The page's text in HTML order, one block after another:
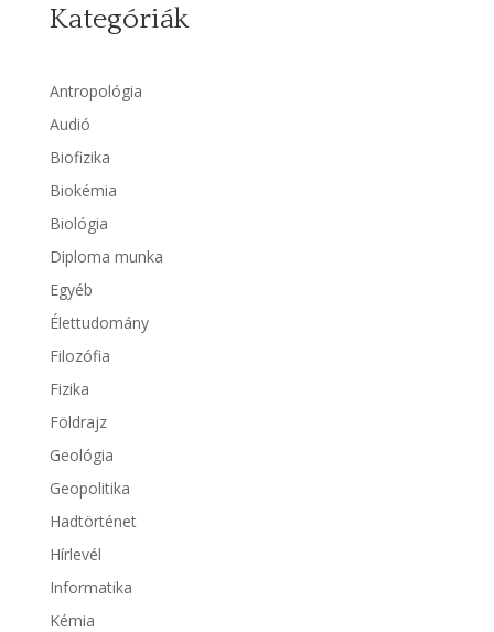
Kategóriák
Antropológia
Audió
Biofizika
Biokémia
Biológia
Diploma munka
Egyéb
Élettudomány
Filozófia
Fizika
Földrajz
Geológia
Geopolitika
Hadtörténet
Hírlevél
Informatika
Kémia